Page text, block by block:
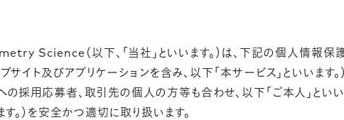
Science（以下、「当社」といいます。）は、下記の個人情報保
サイト及びアプリケーションを含み、以下「本サービス」といいます
採用応募者、取引先の個人の方等も合わせ、以下「ご本人」といい
す。）を安全かつ適切に取り扱います。